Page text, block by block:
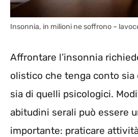
Insonnia, in milioni ne soffrono –
Affrontare l’insonnia
olistico che tenga conto
sia di quelli psicologici.
abitudini serali può essere
importante: praticare